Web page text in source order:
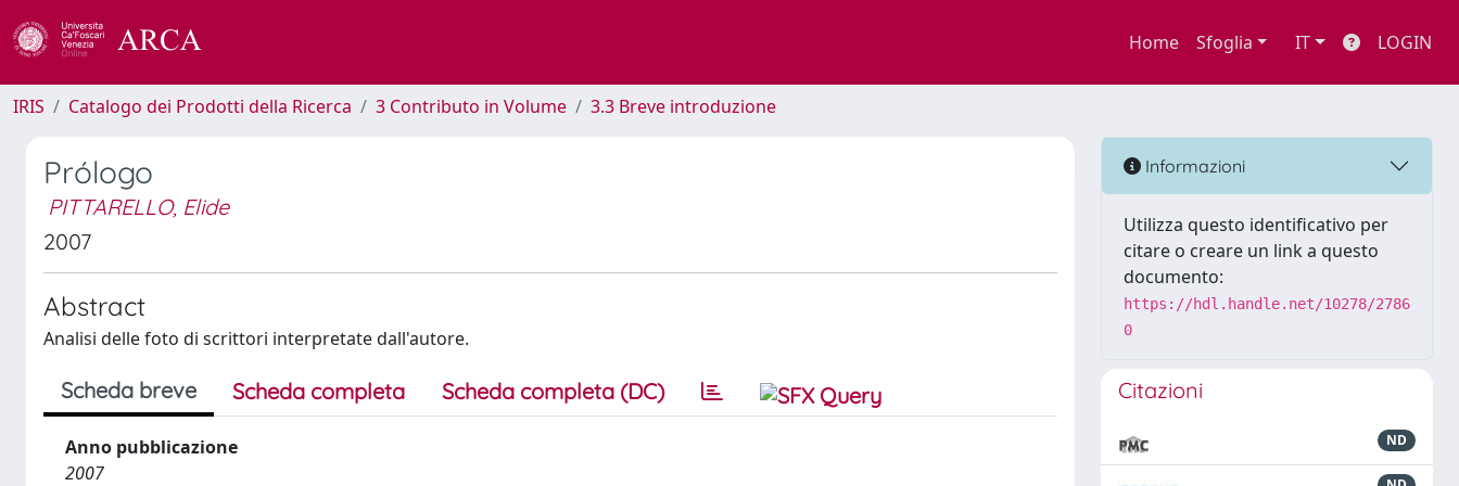
Home Sfoglia IT LOGIN
IRIS Catalogo dei Prodotti della Ricerca 3 Contributo in Volume 3.3 Breve introduzione
Prólogo
PITTARELLO, Elide
2007
Abstract
Analisi delle foto di scrittori interpretate dall'autore.
Scheda breve Scheda completa Scheda completa (DC)
Anno pubblicazione
2007
Informazioni
Utilizza questo identificativo per
citare o creare un link a questo
documento:
https://hdl.handle.net/10278/2786
0
Citazioni
ND